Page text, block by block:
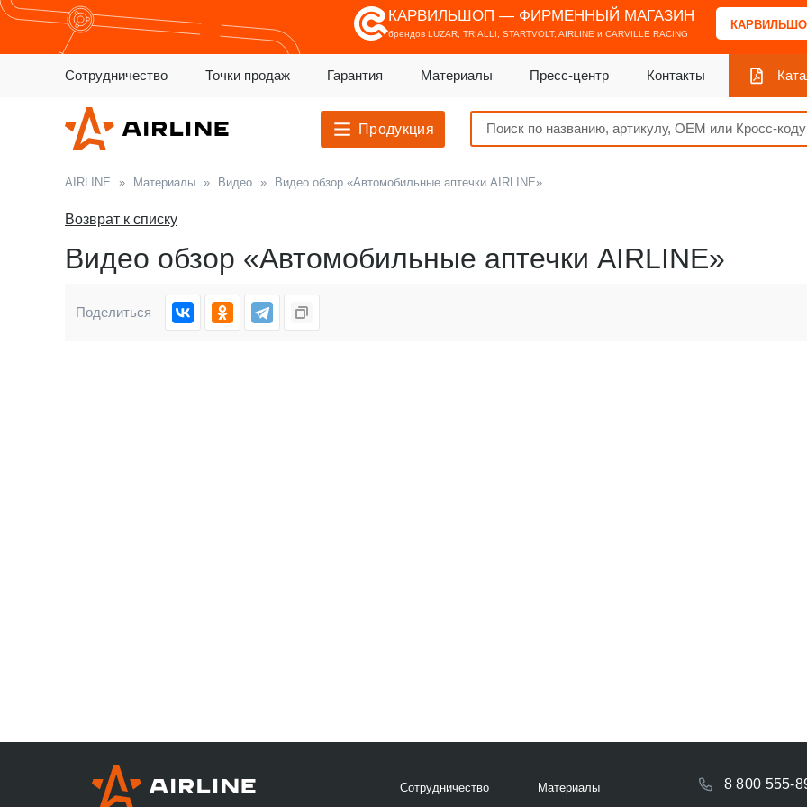
КАРВИЛЬШОП — ФИРМЕННЫЙ МАГАЗИН
брендов LUZAR, TRIALLI, STARTVOLT, AIRLINE и CARVILLE RACING
Сотрудничество Точки продаж Гарантия Материалы Пресс-центр Контакты
Продукция
AIRLINE » Материалы » Видео » Видео обзор «Автомобильные аптечки AIRLINE»
Возврат к списку
Видео обзор «Автомобильные аптечки AIRLINE»
Поделиться
Сотрудничество Материалы 8 800 555-